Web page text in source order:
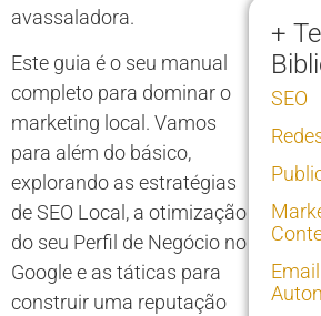
avassaladora.
Este guia é o seu manual
completo para dominar o
marketing local. Vamos
para além do básico,
explorando as estratégias
de SEO Local, a otimização
do seu Perfil de Negócio no
Google e as táticas para
construir uma reputação
+
SEO